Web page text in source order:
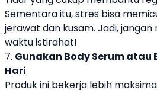
Sementara itu, stres bisa
jerawat dan kusam. Jadi,
waktu istirahat!
7. Gunakan Body Serum atau
Hari
Produk ini bekerja lebih